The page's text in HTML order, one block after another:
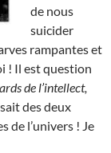
de nous
suicider
rampantes et
! Il est question
de l’intellect,
des deux
de l’univers ! Je